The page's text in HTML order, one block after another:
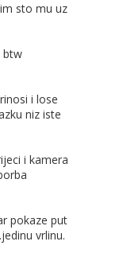
act1.
sto mu uz
btw
i lose
niz iste
i kamera
pokaze put
vrlinu.